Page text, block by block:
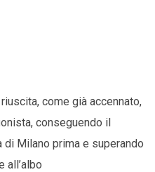
come già accennato,
conseguendo il
di Milano prima e superando
all’albo